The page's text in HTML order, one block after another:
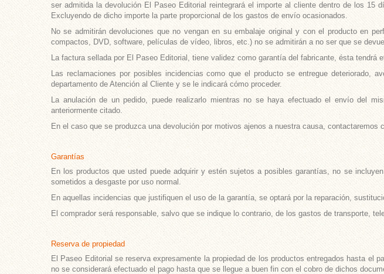
ser admitida la devolución El Paseo Editorial reintegrará el importe al cliente dentro de los
Excluyendo de dicho importe la parte proporcional de los gastos de envío ocasionados.
No se admitirán devoluciones que no vengan en su embalaje original y con el producto en
compactos, DVD, software, películas de vídeo, libros, etc.) no se admitirán a no ser que se
La factura sellada por El Paseo Editorial, tiene validez como garantía del fabricante, ésta
Las reclamaciones por posibles incidencias como que el producto se entregue deteriorado,
departamento de Atención al Cliente y se le indicará cómo proceder.
La anulación de un pedido, puede realizarlo mientras no se haya efectuado el envío del
anteriormente citado.
En el caso que se produzca una devolución por motivos ajenos a nuestra causa,
Garantías
En los productos que usted puede adquirir y estén sujetos a posibles garantías, no se
sometidos a desgaste por uso normal.
En aquellas incidencias que justifiquen el uso de la garantía, se optará por la reparación,
El comprador será responsable, salvo que se indique lo contrario, de los gastos de transporte,
Reserva de propiedad
El Paseo Editorial se reserva expresamente la propiedad de los productos entregados hasta
no se considerará efectuado el pago hasta que se llegue a buen fin con el cobro de dichos